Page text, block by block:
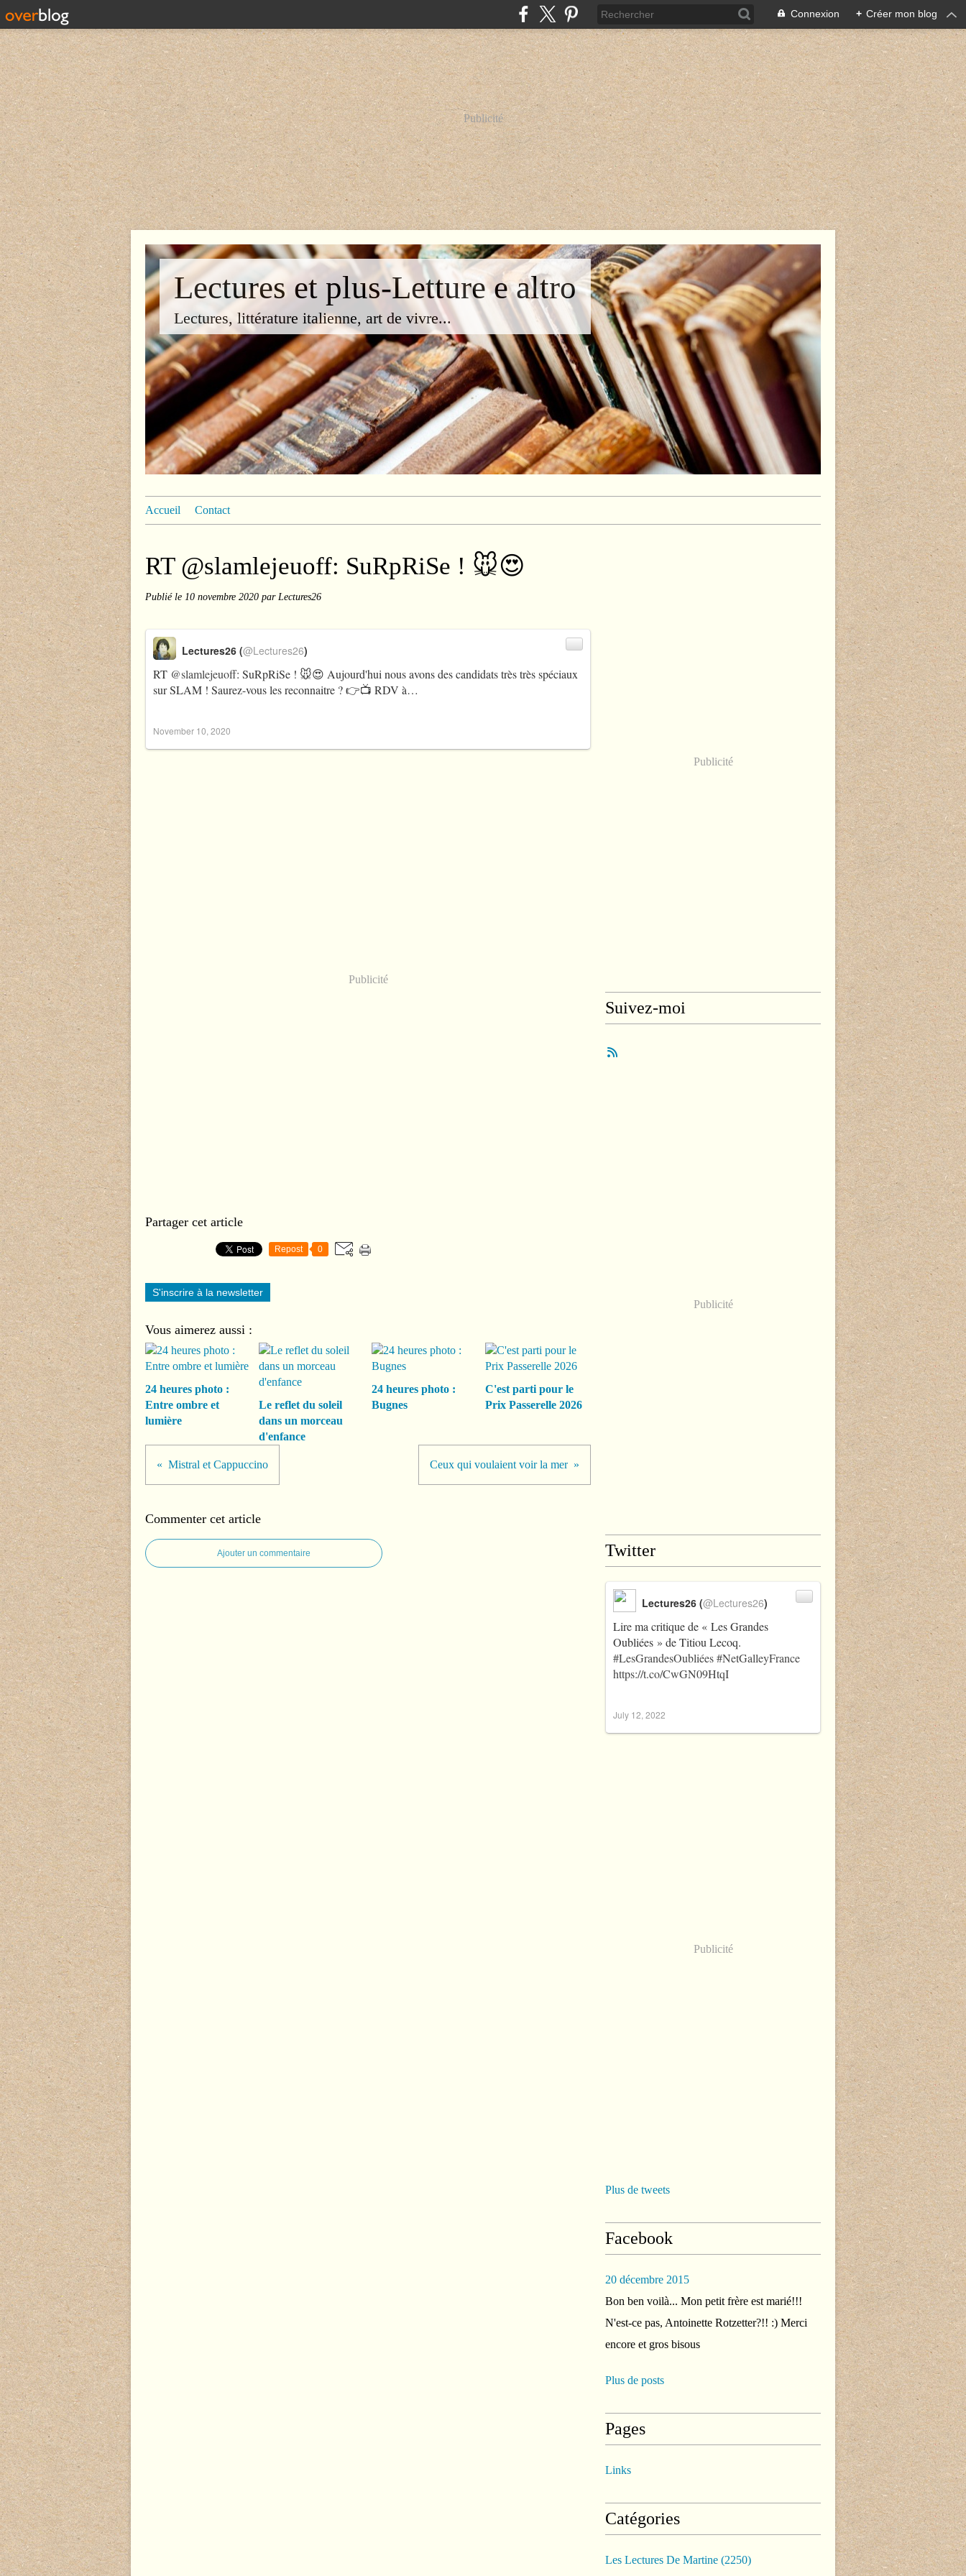
Connexion + Créer mon blog
Publicité
Lectures et plus-Letture e altro
Lectures, littérature italienne, art de vivre...
Accueil Contact
RT @slamlejeuoff: SuRpRiSe ! 🐭😍
Publié le 10 novembre 2020 par Lectures26
RT @slamlejeuoff: SuRpRiSe ! 🐭😍 Aujourd'hui nous avons des candidats très très spéciaux
sur SLAM ! Saurez-vous les reconnaitre ? 👉📺 RDV à…
Lectures26 (@Lectures26)
November 10, 2020
Publicité
Partager cet article
Repost 0
S'inscrire à la newsletter
Vous aimerez aussi :
24 heures photo :
Entre ombre et
lumière
Le reflet du soleil
dans un morceau
d'enfance
24 heures photo :
Bugnes
C'est parti pour le
Prix Passerelle 2026
Mistral et Cappuccino Ceux qui voulaient voir la mer
Commenter cet article
Ajouter un commentaire
Publicité
Suivez-moi
Publicité
Twitter
Lire ma critique de « Les Grandes
Oubliées » de Titiou Lecoq.
#LesGrandesOubliées#NetGalleyFrance
https://t.co/CwGN09HtqI
Lectures26 (@Lectures26)
July 12, 2022
Publicité
Plus de tweets
Facebook
20 décembre 2015
Bon ben voilà... Mon petit frère est marié!!!
N'est-ce pas, Antoinette Rotzetter?!! :) Merci
encore et gros bisous
Plus de posts
Pages
Links
Catégories
Les Lectures De Martine (2250)